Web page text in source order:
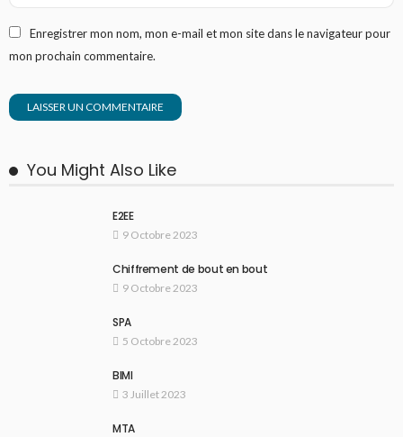
Enregistrer mon nom, mon e-mail et mon site dans le navigateur pour
mon prochain commentaire.
You Might Also Like
E2EE
9 Octobre 2023
Chiffrement de bout en bout
9 Octobre 2023
SPA
5 Octobre 2023
BIMI
3 Juillet 2023
MTA